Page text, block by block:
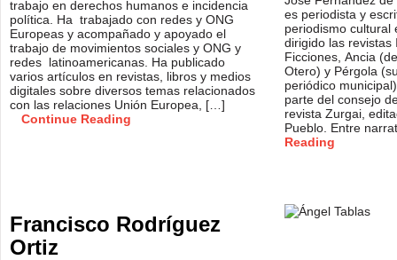
trabajo en derechos humanos e incidencia
política. Ha trabajado con redes y ONG
Europeas y acompañado y apoyado el
trabajo de movimientos sociales y ONG y
redes latinoamericanas. Ha publicado
varios artículos en revistas, libros y medios
digitales sobre diversos temas relacionados
con las relaciones Unión Europea, […]
Continue Reading
es periodista y
periodismo cultural
dirigido las revistas
Ficciones, Ancia
Otero) y Pérgola
periódico
parte del consejo
revista Zurgai,
Pueblo. Entre
Reading
Francisco Rodríguez
Ortiz